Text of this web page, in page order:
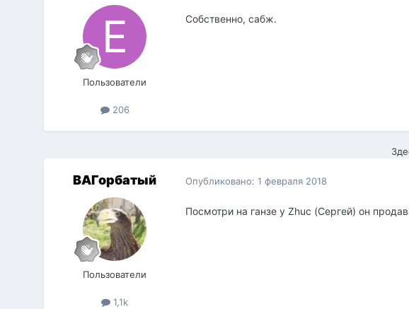
Пользователи
206
Собственно, сабж.
ВАГорбатый
Пользователи
1,1k
Опубликовано:1 февраля 2018
Посмотри на ганзе у Zhuc (Сергей) он